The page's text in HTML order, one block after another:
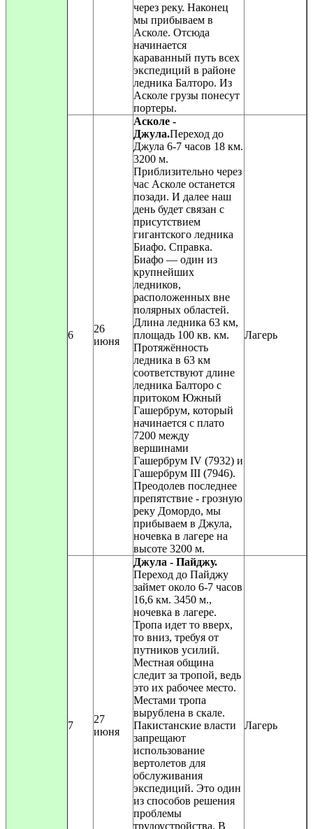
через реку. Наконец
мы прибываем в
Асколе. Отсюда
начинается
караванный путь всех
экспедиций в районе
ледника Балторо. Из
Асколе грузы понесут
портеры.
6
26
июня
Асколе -
Джула.Переход до
Джула 6-7 часов 18 км.
3200 м.
Приблизительно через
час Асколе останется
позади. И далее наш
день будет связан с
присутствием
гигантского ледника
Биафо. Справка.
Биафо — один из
крупнейших
ледников,
расположенных вне
полярных областей.
Длина ледника 63 км,
площадь 100 кв. км.
Протяжённость
ледника в 63 км
соответствуют длине
ледника Балторо с
притоком Южный
Гашербрум, который
начинается с плато
7200 между
вершинами
Гашербрум IV (7932) и
Гашербрум III (7946).
Преодолев последнее
препятствие - грозную
реку Домордо, мы
прибываем в Джула,
ночевка в лагере на
высоте 3200 м.
Лагерь
7
27
июня
Джула - Пайджу.
Переход до Пайджу
займет около 6-7 часов
16,6 км. 3450 м.,
ночевка в лагере.
Тропа идет то вверх,
то вниз, требуя от
путников усилий.
Местная община
следит за тропой, ведь
это их рабочее место.
Местами тропа
вырублена в скале.
Пакистанские власти
запрещают
использование
вертолетов для
обслуживания
экспедиций. Это один
из способов решения
проблемы
трудоустройства. В
Лагерь